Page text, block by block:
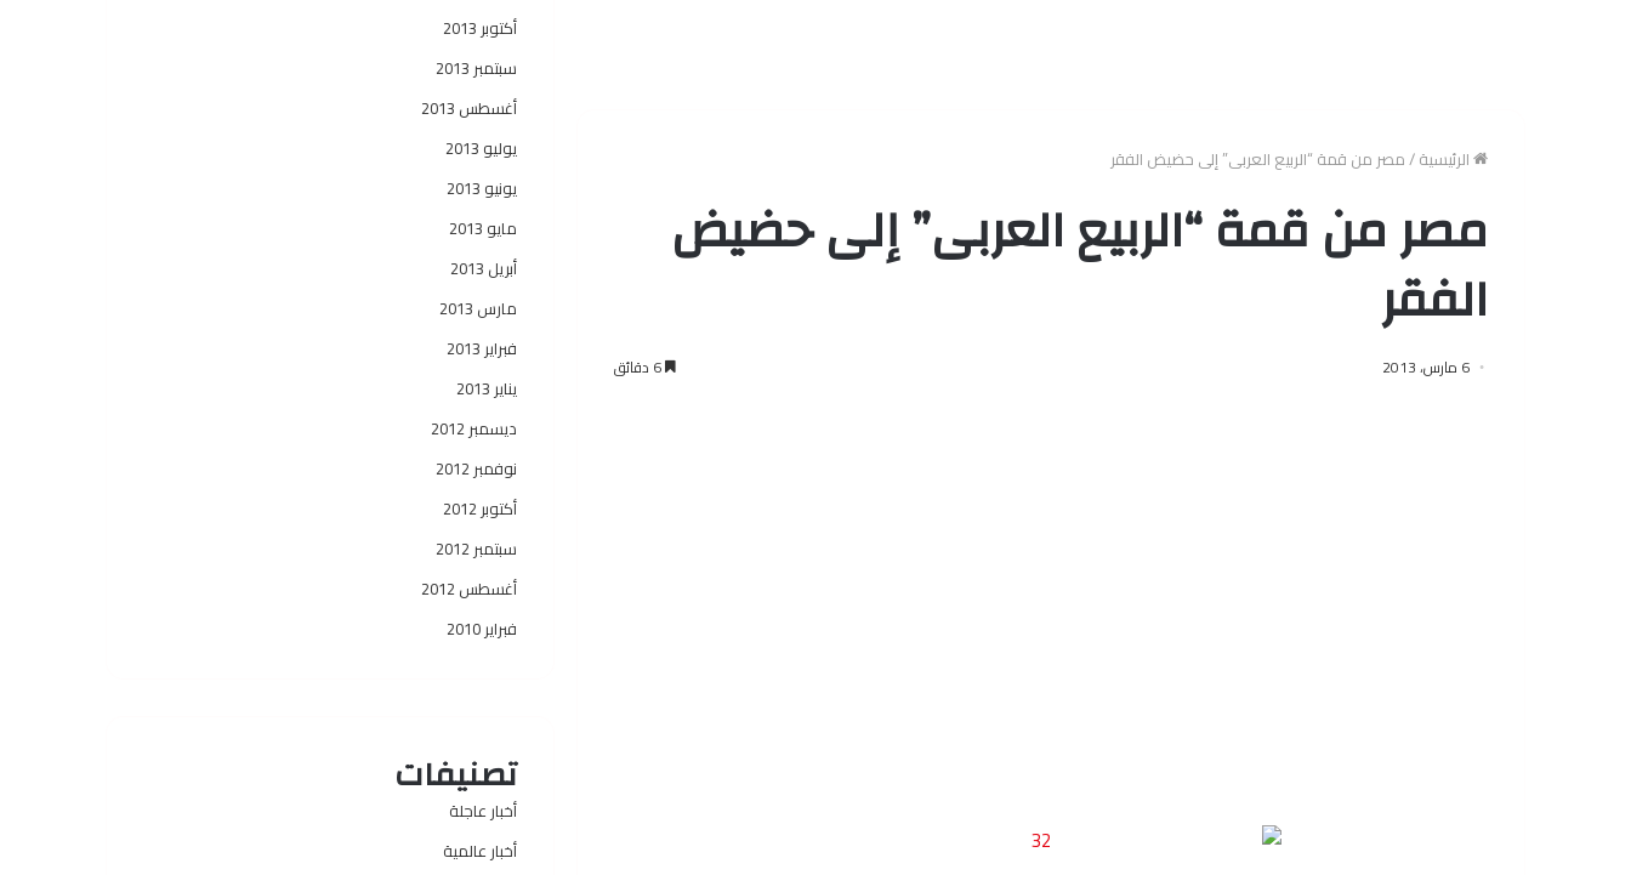
الرئيسية/مصر من قمة “الربيع العربى” إلى حضيض الفقر
مصر من قمة “الربيع العربى” إلى حضيض
الفقر
6 مارس، 2013
أكتوبر 2013
سبتمبر 2013
أغسطس 2013
يوليو 2013
يونيو 2013
مايو 2013
أبريل 2013
مارس 2013
فبراير 2013
يناير 2013
ديسمبر 2012
نوفمبر 2012
أكتوبر 2012
سبتمبر 2012
أغسطس 2012
فبراير 2010
تصنيفات
أخبار عاجلة
أخبار عالمية